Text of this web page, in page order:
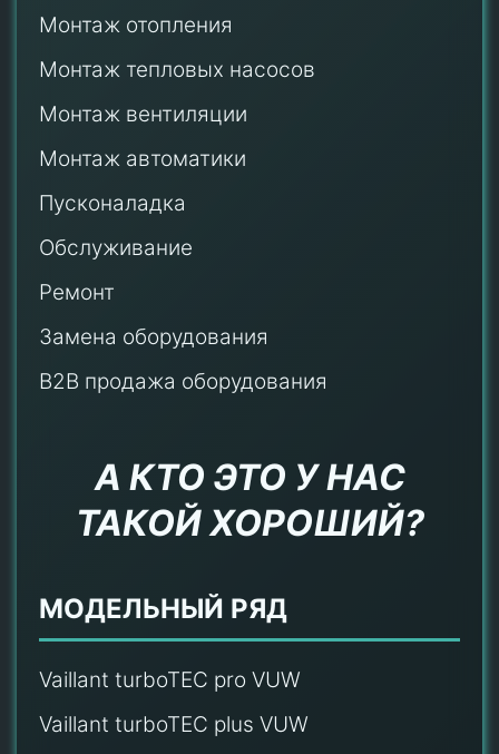
Монтаж отопления
Монтаж тепловых насосов
Монтаж вентиляции
Монтаж автоматики
Пусконаладка
Обслуживание
Ремонт
Замена оборудования
B2B продажа оборудования
А КТО ЭТО У НАС
ТАКОЙ ХОРОШИЙ?
МОДЕЛЬНЫЙ РЯД
Vaillant turboTEC pro VUW
Vaillant turboTEC plus VUW